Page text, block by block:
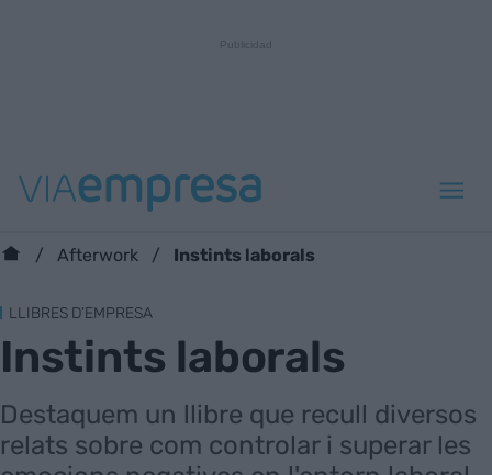
Afterwork Instints laborals
LLIBRES D'EMPRESA
Instints laborals
Destaquem un llibre que recull diversos
relats sobre com controlar i superar les